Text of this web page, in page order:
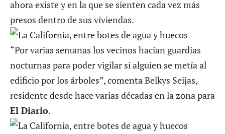
ahora existe y en la que se sienten cada vez más
presos dentro de sus viviendas.
“Por varias semanas los vecinos hacían guardias
nocturnas para poder vigilar si alguien se metía al
edificio por los árboles”, comenta Belkys Seijas,
residente desde hace varias décadas en la zona para
El Diario.